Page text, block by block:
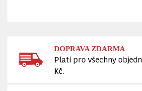
DOPRAVA ZDARMA
Platí pro všechny
Kč.